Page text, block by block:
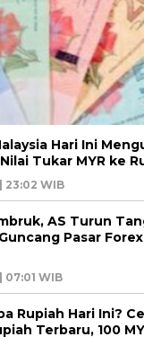
Hari Ini
Tukar MYR ke
23:02 WIB
AS Turun
Pasar
WIB
Rupiah Hari Ini?
Terbaru, 100